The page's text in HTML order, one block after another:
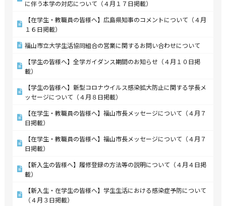
に伴う本学の対応について（４月１７日掲載）
【在学生・教職員の皆様へ】広島県知事のコメントについて（４月
１６日掲載）
福山市立大学生活協同組合の営業に関するお問い合わせについて
【学生の皆様へ】全学ガイダンス期間のお知らせ（４月１０日掲
載）
【学生の皆様へ】新型コロナウイルス感染拡大防止に関する学長メ
ッセージについて（４月８日掲載）
【在学生・教職員の皆様へ】福山市長メッセージについて（４月７
日掲載）
【在学生・教職員の皆様へ】福山市長メッセージについて（４月７
日掲載）
【新入生の皆様へ】履修登録の方法等の説明について（４月４日掲
載）
【新入生・在学生の皆様へ】学生生活における感染症予防について
（４月３日掲載）